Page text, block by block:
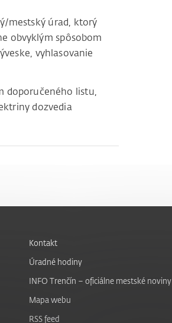
mestský úrad, ktorý
obvyklým spôsobom
vyhlasovanie
doporučeného listu,
dozvedia
Kontakt
Úradné hodiny
INFO Trenčín – oficiálne mestské noviny
Mapa webu
RSS feed